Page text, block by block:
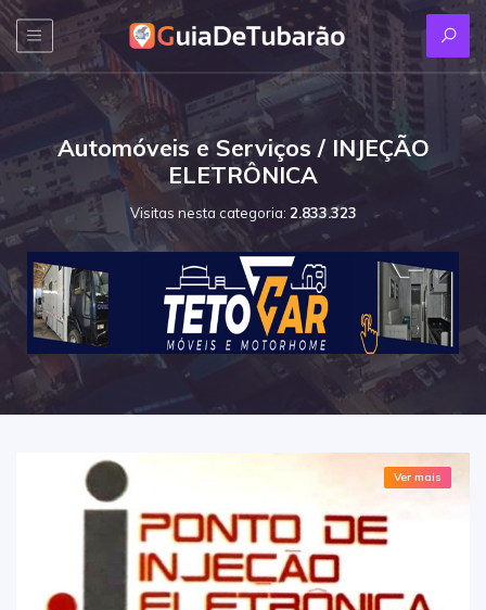
Automóveis e Serviços / INJEÇÃO
ELETRÔNICA
Visitas nesta categoria: 2.833.323
Ver mais